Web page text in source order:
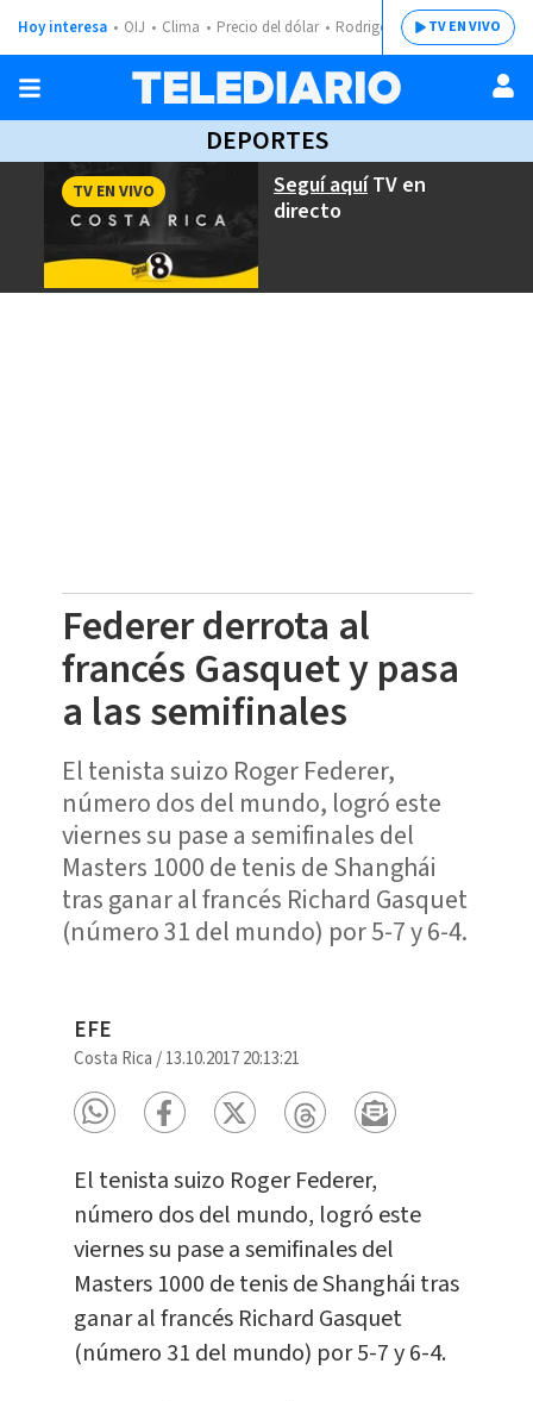
Hoy interesa OIJ Clima Precio del dólar Rodrigo ChavesTV EN VIVO
DEPORTES
Seguí aquíTV en
directo
TV EN VIVO
Federer derrota al
francés Gasquet y pasa
a las semifinales
El tenista suizo Roger Federer,
número dos del mundo, logró este
viernes su pase a semifinales del
Masters 1000 de tenis de Shanghái
tras ganar al francés Richard Gasquet
(número 31 del mundo) por 5-7 y 6-4.
EFE
Costa Rica /13.10.2017 20:13:21
El tenista suizo Roger Federer,
número dos del mundo, logró este
viernes su pase a semifinales del
Masters 1000 de tenis de Shanghái tras
ganar al francés Richard Gasquet
(número 31 del mundo) por 5-7 y 6-4.